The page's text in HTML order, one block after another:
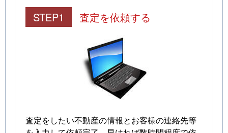
STEP1 査定を依頼する
査定をしたい不動産の情報とお客様の連絡先等